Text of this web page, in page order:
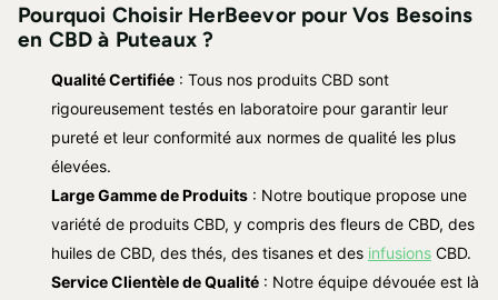
Pourquoi Choisir HerBeevor pour Vos Besoins
en CBD à Puteaux ?
Qualité Certifiée : Tous nos produits CBD sont
rigoureusement testés en laboratoire pour garantir leur
pureté et leur conformité aux normes de qualité les plus
élevées.
Large Gamme de Produits : Notre boutique propose une
variété de produits CBD, y compris des fleurs de CBD, des
huiles de CBD, des thés, des tisanes et des infusions CBD.
Service Clientèle de Qualité : Notre équipe dévouée est là